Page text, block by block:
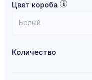
Цвет короба
Белый
Количество